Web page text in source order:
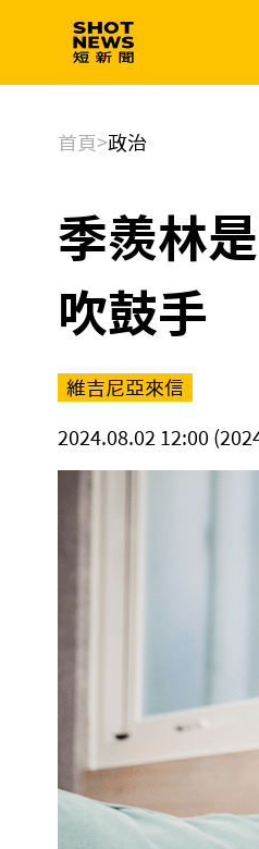
首頁>政治
季羨林
吹鼓手
維吉尼亞來信
2024.08.02 12:00